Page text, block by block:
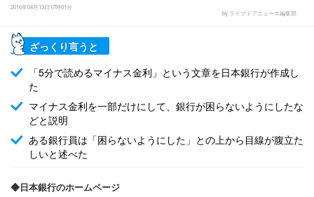
2016年04月13日17時01分
by ライブドアニュース編集部
ざっくり言うと
「5分で読めるマイナス金利」という文章を日本銀行が作成し
た
マイナス金利を一部だけにして、銀行が困らないようにしたな
どと説明
ある銀行員は「困らないようにした」との上から目線が腹立た
しいと述べた
◆日本銀行のホームページ